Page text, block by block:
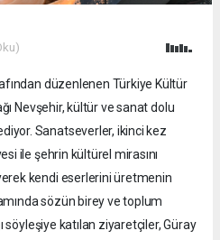
düzenlenen Türkiye Kültür
Nevşehir, kültür ve sanat dolu
Sanatseverler, ikinci kez
ile şehrin kültürel mirasını
kendi eserlerini üretmenin
sözün birey ve toplum
söyleşiye katılan ziyaretçiler, Güray